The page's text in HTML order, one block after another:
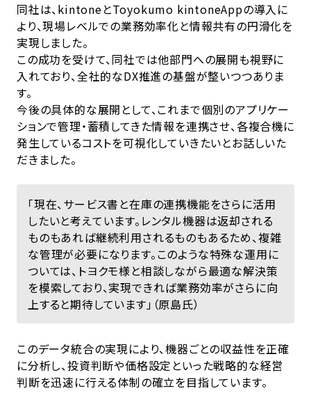
同社は、kintoneとToyokumo kintoneAppの導入に
より、現場レベルでの業務効率化と情報共有の円滑化を
実現しました。
この成功を受けて、同社では他部門への展開も視野に
入れており、全社的なDX推進の基盤が整いつつありま
す。
今後の具体的な展開として、これまで個別のアプリケー
ションで管理・蓄積してきた情報を連携させ、各複合機に
発生しているコストを可視化していきたいとお話しいた
だきました。
「現在、サービス書と在庫の連携機能をさらに活用
したいと考えています。レンタル機器は返却される
ものもあれば継続利用されるものもあるため、複雑
な管理が必要になります。このような特殊な運用に
ついては、トヨクモ様と相談しながら最適な解決策
を模索しており、実現できれば業務効率がさらに向
上すると期待しています」（原島氏）
このデータ統合の実現により、機器ごとの収益性を正確
に分析し、投資判断や価格設定といった戦略的な経営
判断を迅速に行える体制の確立を目指しています。